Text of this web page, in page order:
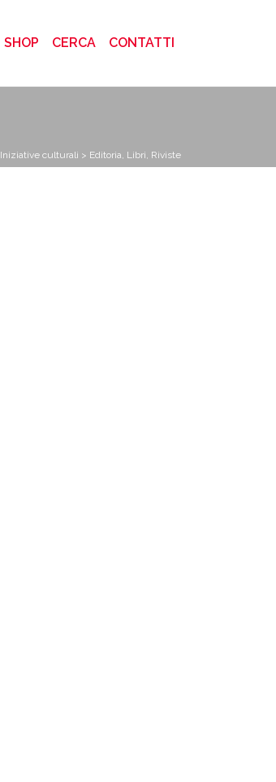
SHOP CERCA CONTATTI
Iniziative culturali > Editoria, Libri, Riviste